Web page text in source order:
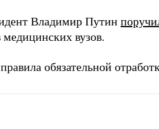
Владимир Путин
медицинских вузов.
правила обязательной